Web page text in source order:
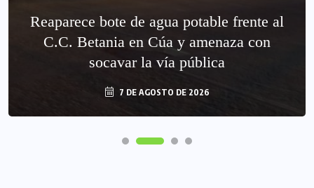
Reaparece bote de agua potable frente al
C.C. Betania en Cúa y amenaza con
socavar la vía pública
7 DE AGOSTO DE 2026